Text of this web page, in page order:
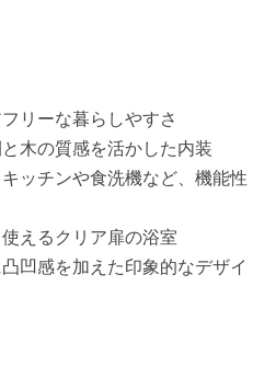
リーな暮らしやすさ
木の質感を活かした内装
ッチンや食洗機など、機能性
えるクリア扉の浴室
凹感を加えた印象的なデザイ